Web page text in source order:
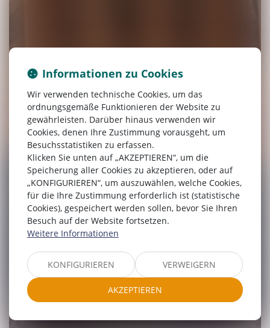
Informationen zu Cookies
Wir verwenden technische Cookies, um das
ordnungsgemäße Funktionieren der Website zu
gewährleisten. Darüber hinaus verwenden wir
Cookies, denen Ihre Zustimmung vorausgeht, um
Besuchsstatistiken zu erfassen.
Klicken Sie unten auf „AKZEPTIEREN“, um die
Speicherung aller Cookies zu akzeptieren, oder auf
„KONFIGURIEREN“, um auszuwählen, welche Cookies,
für die Ihre Zustimmung erforderlich ist (statistische
Cookies), gespeichert werden sollen, bevor Sie Ihren
Besuch auf der Website fortsetzen.
Weitere Informationen
KONFIGURIEREN VERWEIGERN
AKZEPTIEREN